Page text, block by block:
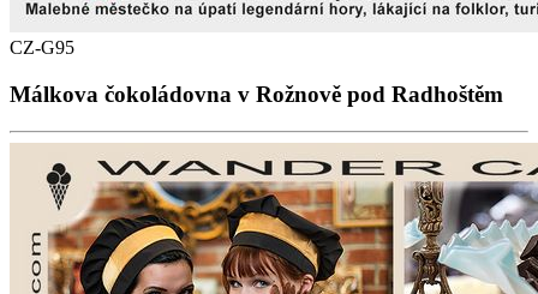
CZ-G95
Málkova čokoládovna v Rožnově pod Radhoštěm